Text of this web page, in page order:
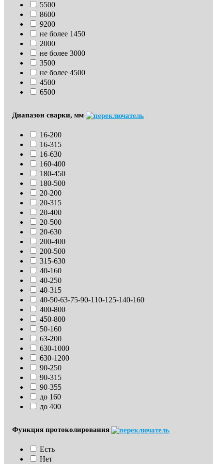
5500
8600
9200
не более 1450
2000
не более 3000
3500
не более 4500
4500
6500
Диапазон сварки, мм
16-200
16-315
16-630
160-400
180-450
180-500
20-200
20-315
20-400
20-500
20-630
200-400
200-500
315-630
40-160
40-250
40-315
40-50-63-75-90-110-125-140-160
400-800
450-800
50-160
63-200
630-1000
630-1200
90-250
90-315
90-355
до 160
до 400
Функция протоколирования
Есть
Нет